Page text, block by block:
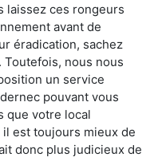
laissez ces rongeurs
avant de
éradication, sachez
nous nous
un service
pouvant vous
que votre local
il est toujours mieux de
donc plus judicieux de